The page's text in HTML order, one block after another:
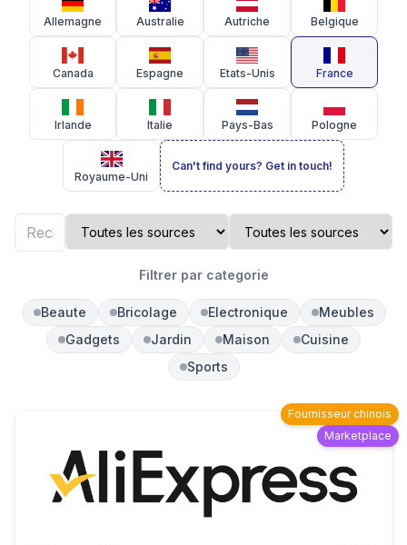
Allemagne Australie Autriche Belgique
Canada Espagne Etats-Unis France
Irlande Italie Pays-Bas Pologne
Royaume-Uni
Can't find yours? Get in touch!
Filtrer par categorie
Beaute Bricolage Electronique
Meubles
Gadgets
Jardin Maison
Cuisine
Sports
Fournisseur chinois
Marketplace